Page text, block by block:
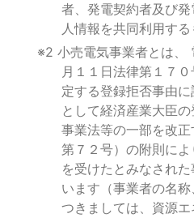
者、発電契約者及び
人情報を共同利用する
※2 小売電気事業者とは、
月１１日法律第１７
定する登録拒否事由
として経済産業大臣
事業法等の一部を改
第７２号）の附則に
を受けたとみなされ
います（事業者の名
つきましては、資源